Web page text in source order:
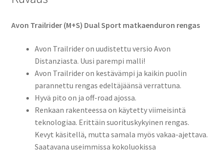
Avon Trailrider (M+S) Dual Sport matkaenduron rengas
Avon Trailrider on uudistettu versio Avon
Distanziasta. Uusi parempi malli!
Avon Trailrider on kestävämpi ja kaikin puolin
parannettu rengas edeltäjäänsä verrattuna.
Hyvä pito on ja off-road ajossa.
Renkaan rakenteessa on käytetty viimeisintä
teknologiaa. Erittäin suorituskykyinen rengas.
Kevyt käsitellä, mutta samala myös vakaa-ajettava.
Saatavana useimmissa kokoluokissa